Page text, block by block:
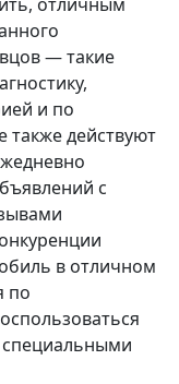
— такие
и по
действуют
с
в отличном
по